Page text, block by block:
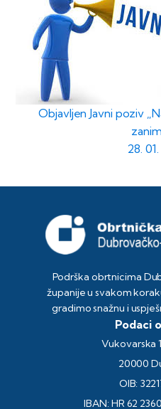
Objavljen Javni poziv
28.
Podrška obrtnicima
županije u svakom
gradimo snažnu i
Podaci
Vukovarska
20000
OIB:
IBAN: HR 62